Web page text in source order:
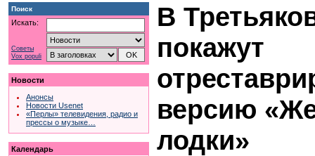
Поиск
Искать:
Советы
Vox populi
Новости
Анонсы
Новости Usenet
«Перлы» телевидения, радио и
прессы о музыке…
Календарь
В
покажут
версию
лодки»